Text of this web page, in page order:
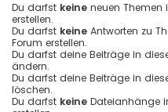
Du darfst keine neuen Themen
erstellen.
Du darfst keine Antworten zu
Forum erstellen.
Du darfst deine Beiträge in
ändern.
Du darfst deine Beiträge in
löschen.
Du darfst keine Dateianhänge